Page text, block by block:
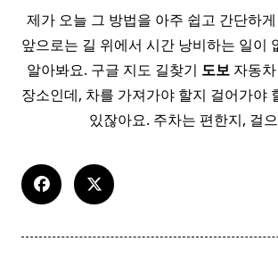
제가 오늘 그 방법을 아주 쉽고 간단하
앞으로는 길 위에서 시간 낭비하는 일이
알아봐요. 구글 지도 길찾기 도보 자동
장소인데, 차를 가져가야 할지 걸어가야
있잖아요. 주차는 편한지, 걸